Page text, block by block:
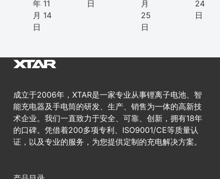
年 11
月 14
日
日
月
25
日
24
日
成立于2006年，XTAR是一家专业从事锂离子电池、智
能充电器及手电筒的研发、生产、销售为一体的高新技
术企业。我们一直致力于安全、可靠、创新，拥有18年
的口碑。凭借着200多项专利、ISO9001/CE等质量认
证，以及专业的服务，为您提供定制的充电解决方案。